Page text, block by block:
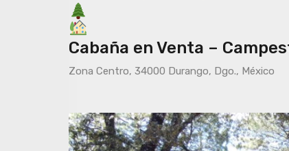
Cabaña en Venta –
Zona Centro, 34000 Durango, Dgo., México